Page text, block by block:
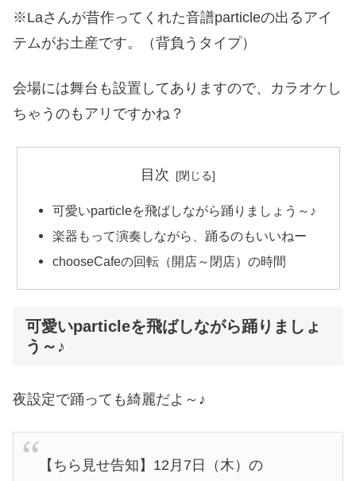
※Laさんが昔作ってくれた音譜particleの出るアイ
テムがお土産です。（背負うタイプ）
会場には舞台も設置してありますので、カラオケし
ちゃうのもアリですかね？
目次
可愛いparticleを飛ばしながら踊りましょう～♪
楽器もって演奏しながら、踊るのもいいねー
chooseCafeの回転（開店～閉店）の時間
可愛いparticleを飛ばしながら踊りましょ
う～♪
夜設定で踊っても綺麗だよ～♪
【ちら見せ告知】12月7日（木）の